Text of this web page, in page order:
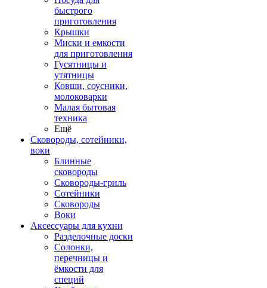
быстрого
приготовления
Крышки
Миски и емкости
для приготовления
Гусятницы и
утятницы
Ковши, соусники,
молоковарки
Малая бытовая
техника
Ещё
Сковороды, сотейники,
воки
Блинные
сковороды
Сковороды-гриль
Сотейники
Сковороды
Воки
Аксессуары для кухни
Разделочные доски
Солонки,
перечницы и
ёмкости для
специй